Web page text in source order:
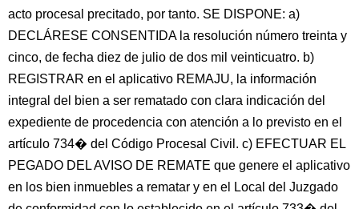
acto procesal precitado, por tanto. SE DISPONE: a)
DECLÁRESE CONSENTIDA la resolución número treinta y
cinco, de fecha diez de julio de dos mil veinticuatro. b)
REGISTRAR en el aplicativo REMAJU, la información
integral del bien a ser rematado con clara indicación del
expediente de procedencia con atención a lo previsto en el
artículo 734� del Código Procesal Civil. c) EFECTUAR EL
PEGADO DEL AVISO DE REMATE que genere el aplicativo
en los bien inmuebles a rematar y en el Local del Juzgado